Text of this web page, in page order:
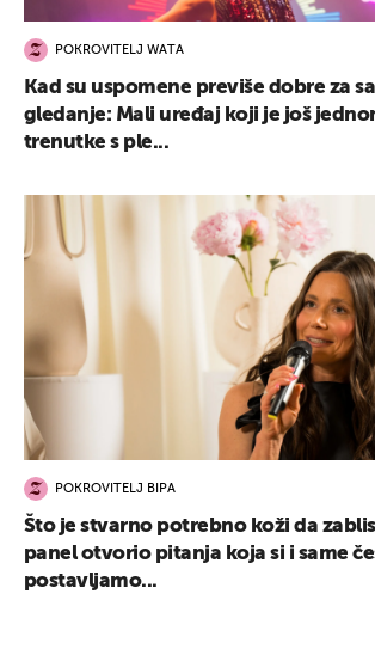
POKROVITELJ WATA
Kad su uspomene previše dobre za
gledanje: Mali uređaj koji je još
trenutke s ple...
POKROVITELJ BIPA
Što je stvarno potrebno koži da
panel otvorio pitanja koja si i same
postavljamo...